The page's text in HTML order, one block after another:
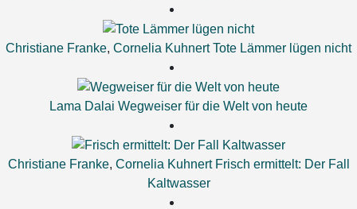
Christiane Franke, Cornelia Kuhnert Tote Lämmer lügen nicht
Lama Dalai Wegweiser für die Welt von heute
Christiane Franke, Cornelia Kuhnert Frisch ermittelt: Der Fall
Kaltwasser